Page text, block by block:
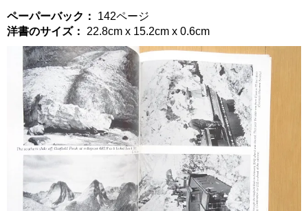
ペーパーバック：
142ページ
洋書のサイズ：
22.8cm x 15.2cm x 0.6cm